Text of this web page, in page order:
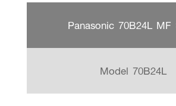
Panasonic 70B24L MF
Model 70B24L